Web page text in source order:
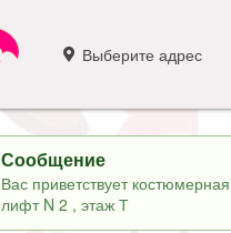
Выберите адрес
Сообщение
Вас приветствует
лифт N 2 , этаж Т